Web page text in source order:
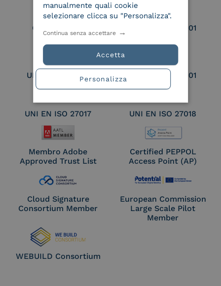
Conservatore
qualificato
UNI EN ISO 37001
UNI EN ISO 9001 UNI EN ISO 27001
UNI EN ISO 27017 UNI EN ISO 27018
Membro Adobe
Approved Trust List
Certified PEPPOL
Access Point (AP)
Cloud Signature
Consortium Member
European Commission
Large Scale Pilot
Member
WEBUILD Consortium
manualmente quali cookie
selezionare clicca su "Personalizza".
Accetta
Continua senza accettare
Personalizza